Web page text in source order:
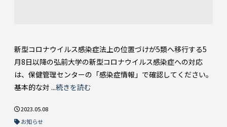
新型コロナウイルス感染症法上の位置づけが5類へ移行する5
月8日以降の弘前大学の新型コロナウイルス感染症への対応
は、保健管理センターの「感染症情報」で確認してください。
基本的な対 ...続きを読む
2023.05.08
お知らせ